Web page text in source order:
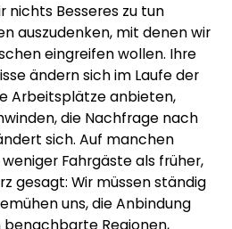
nichts Besseres zu tun
auszudenken, mit denen wir
eingreifen wollen. Ihre
ändern sich im Laufe der
Arbeitsplätze anbieten,
die Nachfrage nach
sich. Auf manchen
Fahrgäste als früher,
gesagt: Wir müssen ständig
uns, die Anbindung